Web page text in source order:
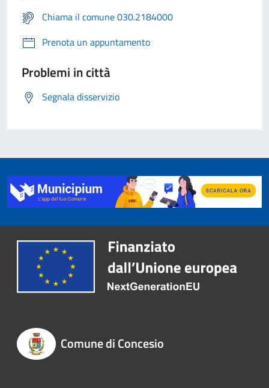
Chiama il comune 030.2184000
Prenota un appuntamento
Problemi in città
Segnala disservizio
Comune di Concesio